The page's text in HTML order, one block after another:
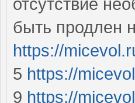
отсутствие
быть продлен
https://
5 https://
9 https://